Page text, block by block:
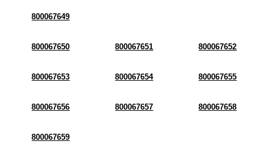
800067649
800067650 800067651 800067652
800067653 800067654 800067655
800067656 800067657 800067658
800067659